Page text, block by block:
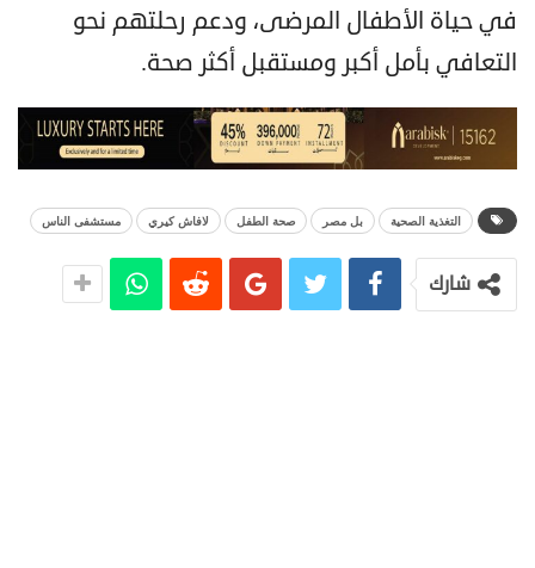
في حياة الأطفال المرضى، ودعم رحلتهم نحو
التعافي بأمل أكبر ومستقبل أكثر صحة.
التغذية الصحية بل مصر صحة الطفل لافاش كيري مستشفى الناس
شارك